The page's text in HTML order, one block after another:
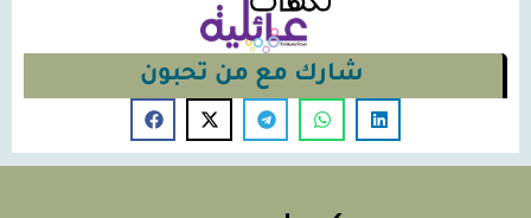
شارك مع من تحبون